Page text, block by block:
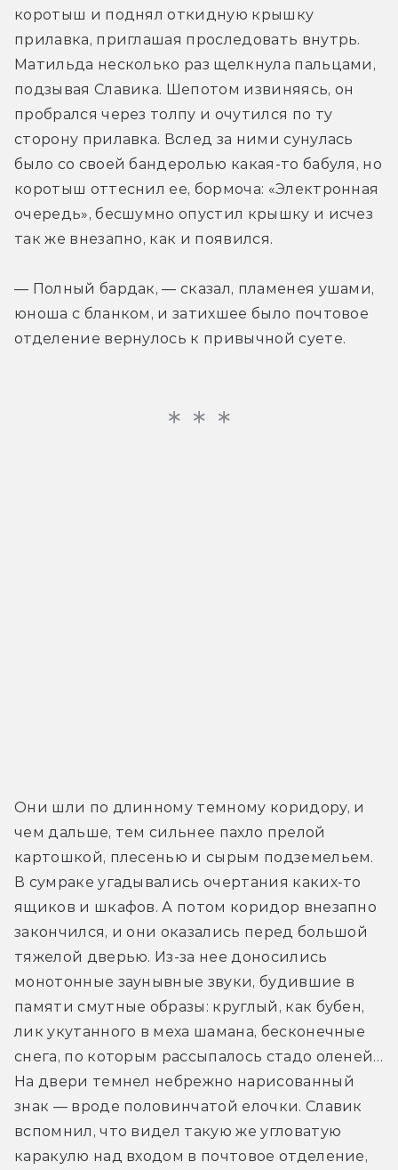
коротыш и поднял откидную крышку
прилавка, приглашая проследовать внутрь.
Матильда несколько раз щелкнула пальцами,
подзывая Славика. Шепотом извиняясь, он
пробрался через толпу и очутился по ту
сторону прилавка. Вслед за ними сунулась
было со своей бандеролью какая-то бабуля, но
коротыш оттеснил ее, бормоча: «Электронная
очередь», бесшумно опустил крышку и исчез
так же внезапно, как и появился.
— Полный бардак, — сказал, пламенея ушами,
юноша с бланком, и затихшее было почтовое
отделение вернулось к привычной суете.
Они шли по длинному темному коридору, и
чем дальше, тем сильнее пахло прелой
картошкой, плесенью и сырым подземельем.
В сумраке угадывались очертания каких-то
ящиков и шкафов. А потом коридор внезапно
закончился, и они оказались перед большой
тяжелой дверью. Из-за нее доносились
монотонные заунывные звуки, будившие в
памяти смутные образы: круглый, как бубен,
лик укутанного в меха шамана, бесконечные
снега, по которым рассыпалось стадо оленей…
На двери темнел небрежно нарисованный
знак — вроде половинчатой елочки. Славик
вспомнил, что видел такую же угловатую
каракулю над входом в почтовое отделение,